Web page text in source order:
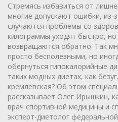
Стремясь избавиться от
многие допускают ошибки, из-
случаются проблемы со
килограммы уходят быстро,
возвращаются обратно. Так
просто бесполезными, но
обернуться гипокалорийные
таких модных диетах, как
кремлевская? Об этом
рассказывает Олег Ирышкин,
врач спортивной медицины и
эксперт-диетолог